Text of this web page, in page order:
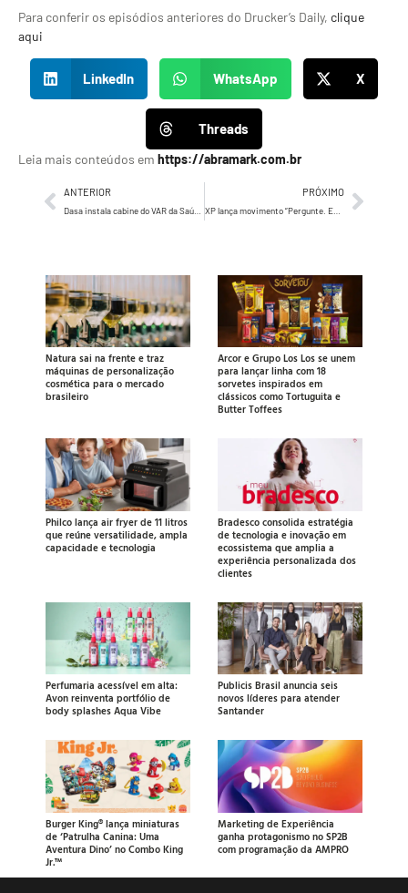
Para conferir os episódios anteriores do Drucker’s Daily, clique
aqui
LinkedIn WhatsApp X
Threads
Leia mais conteúdos em https://abramark.com.br
ANTERIOR PRÓXIMO
XP lança movimento “Pergunte. Entenda. Escolha.” com campanha da DPZ que convida investidores a questionar o mercado financeiro
Natura sai na frente e traz
máquinas de personalização
cosmética para o mercado
brasileiro
Arcor e Grupo Los Los se unem
para lançar linha com 18
sorvetes inspirados em
clássicos como Tortuguita e
Butter Toffees
Philco lança air fryer de 11 litros
que reúne versatilidade, ampla
capacidade e tecnologia
Bradesco consolida estratégia
de tecnologia e inovação em
ecossistema que amplia a
experiência personalizada dos
clientes
Perfumaria acessível em alta:
Avon reinventa portfólio de
body splashes Aqua Vibe
Publicis Brasil anuncia seis
novos líderes para atender
Santander
Burger King® lança miniaturas
de ‘Patrulha Canina: Uma
Aventura Dino’ no Combo King
Jr.™
Marketing de Experiência
ganha protagonismo no SP2B
com programação da AMPRO